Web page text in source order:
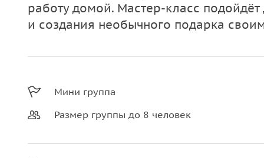
работу домой. Мастер-класс подойдёт
и создания необычного подарка
Мини группа
Размер группы до 8 человек